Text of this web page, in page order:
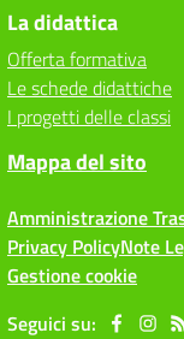
La didattica
Offerta formativa
Le schede didattiche
I progetti delle classi
Mappa del sito
Amministrazione
Privacy PolicyNote
Gestione cookie
Seguici su: